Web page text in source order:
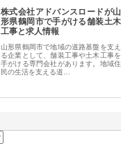
株式会社アドバンスロードが山
形県鶴岡市で手がける舗装土木
工事と求人情報
山形県鶴岡市で地域の道路基盤を支え
る企業として、舗装工事や土木工事を
手がける専門会社があります。地域住
民の生活を支える道…